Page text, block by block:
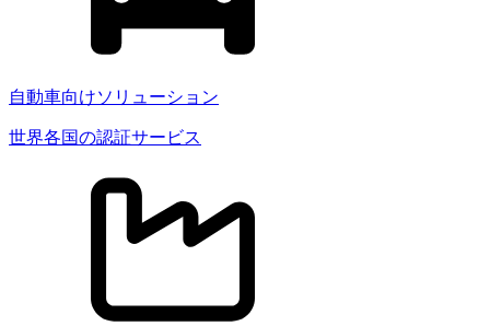
自動車向けソリューション
世界各国の認証サービス